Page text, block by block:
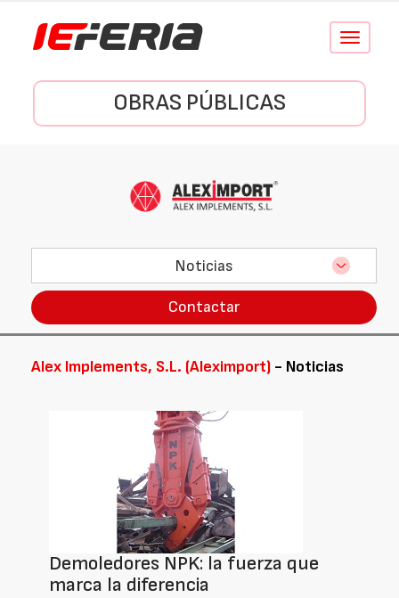
Conmutar
OBRAS PÚBLICAS
Noticias
Contactar
Alex Implements, S.L. (Aleximport) - Noticias
Demoledores NPK: la fuerza que
marca la diferencia